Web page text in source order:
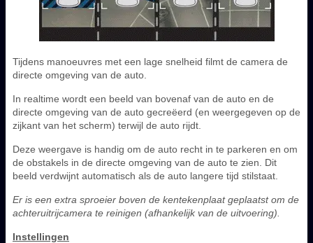
Tijdens manoeuvres met een lage snelheid filmt de camera de
directe omgeving van de auto.
In realtime wordt een beeld van bovenaf van de auto en de
directe omgeving van de auto gecreëerd (en weergegeven op de
zijkant van het scherm) terwijl de auto rijdt.
Deze weergave is handig om de auto recht in te parkeren en om
de obstakels in de directe omgeving van de auto te zien. Dit
beeld verdwijnt automatisch als de auto langere tijd stilstaat.
Er is een extra sproeier boven de kentekenplaat geplaatst om de
achteruitrijcamera te reinigen (afhankelijk van de uitvoering).
Instellingen